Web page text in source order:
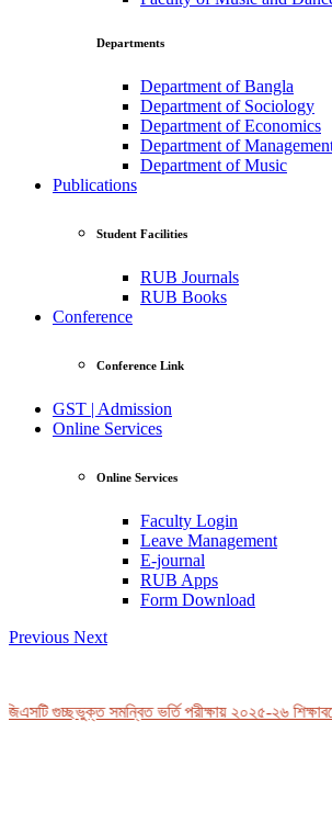
Departments
Department of Bangla
Department of Sociology
Department of Economics
Department of
Department of Music
Publications
Student Facilities
RUB Journals
RUB Books
Conference
Conference Link
GST | Admission
Online Services
Online Services
Faculty Login
Leave Management
E-journal
RUB Apps
Form Download
Previous Next
গুচ্ছভুক্ত সমন্বিত ভর্তি পরীক্ষায় ২০২৫-২৬ শিক্ষাবর্ষে